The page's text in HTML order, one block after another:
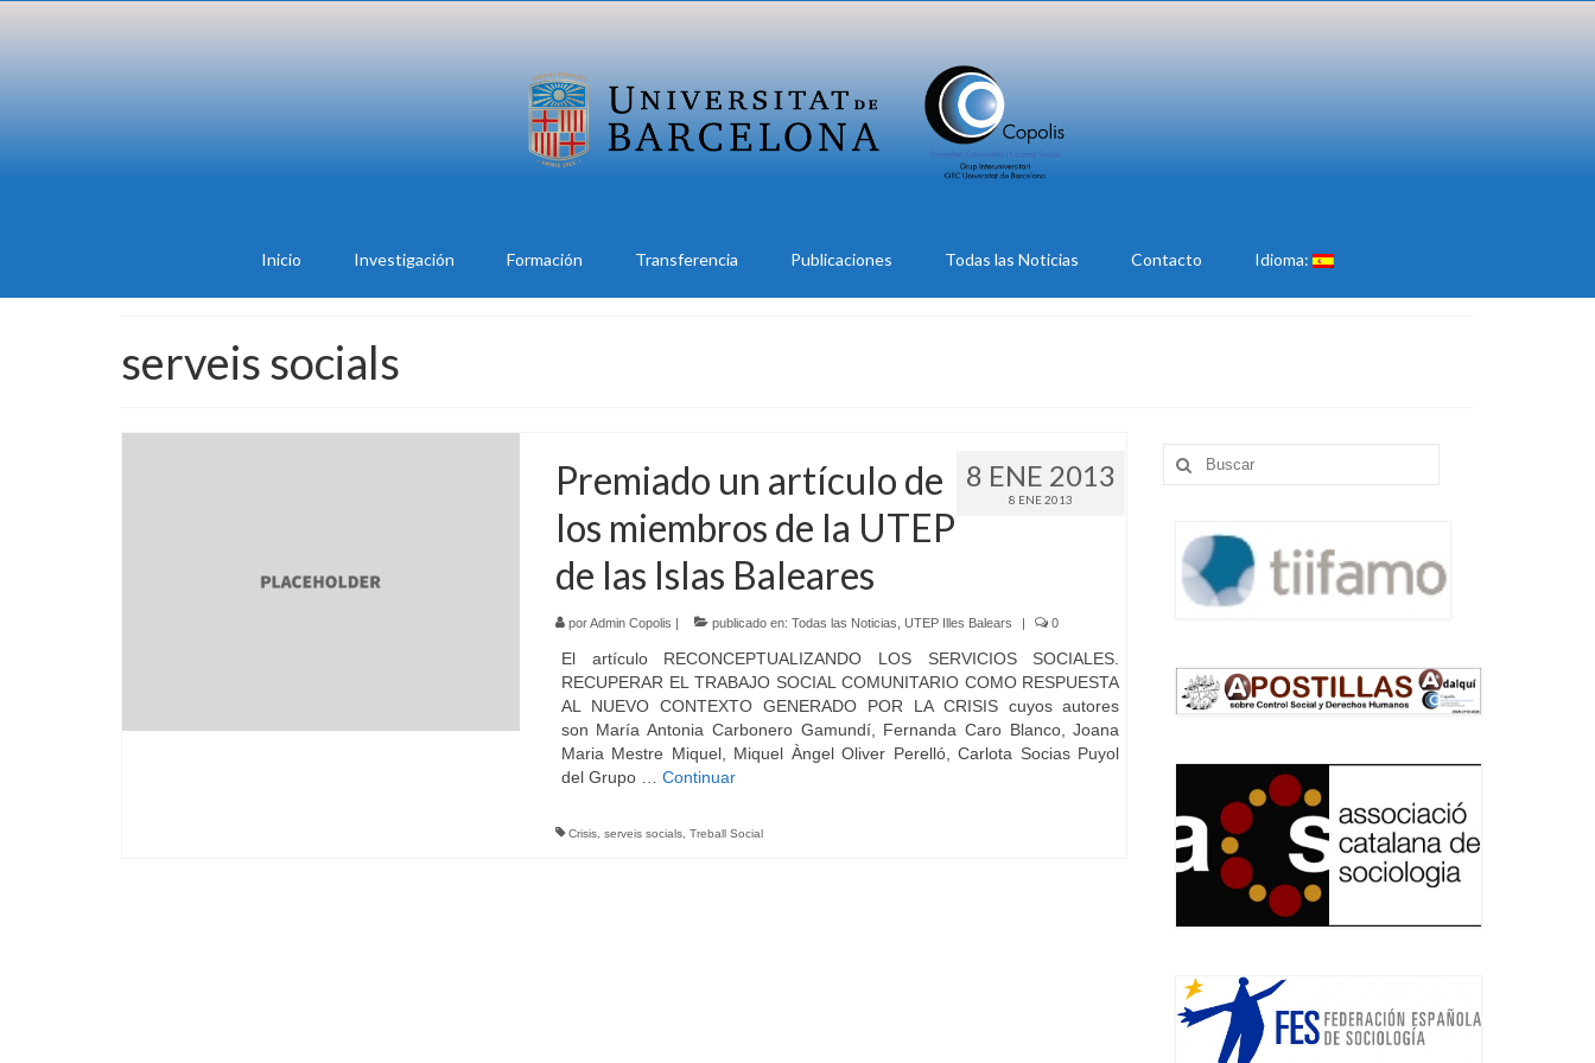
Inicio Investigación Formación Transferencia Publicaciones Todas las Noticias Contacto Idioma:
serveis socials
8 ENE 2013
8 ENE 2013
Premiado un artículo de
los miembros de la UTEP
de las Islas Baleares
porAdmin Copolis | publicado en: Todas las Noticias UTEP Illes Balears | 0
El artículo RECONCEPTUALIZANDO LOS SERVICIOS SOCIALES.
RECUPERAR EL TRABAJO SOCIAL COMUNITARIO COMO RESPUESTA
AL NUEVO CONTEXTO GENERADO POR LA CRISIS cuyos autores
son María Antonia Carbonero Gamundí, Fernanda Caro Blanco, Joana
Maria Mestre Miquel, Miquel Àngel Oliver Perelló, Carlota Socias Puyol
del Grupo … Continuar
Crisis, serveis socials, Treball Social
Buscar
por: